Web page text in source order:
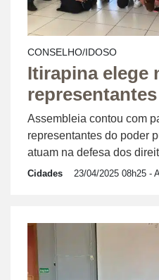
CONSELHO/IDOSO
Itirapina elege
representantes
Assembleia contou com
representantes do poder
atuam na defesa dos
Cidades 23/04/2025 08h25 -